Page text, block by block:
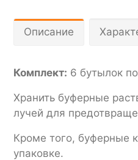
Описание
Комплект: 6 бутылок
Хранить буферные
лучей для
Кроме того, буферные
упаковке.